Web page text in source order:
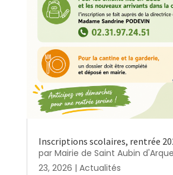
Inscriptions scolaires, rentrée
par Mairie de Saint Aubin
23, 2026 | Actualités